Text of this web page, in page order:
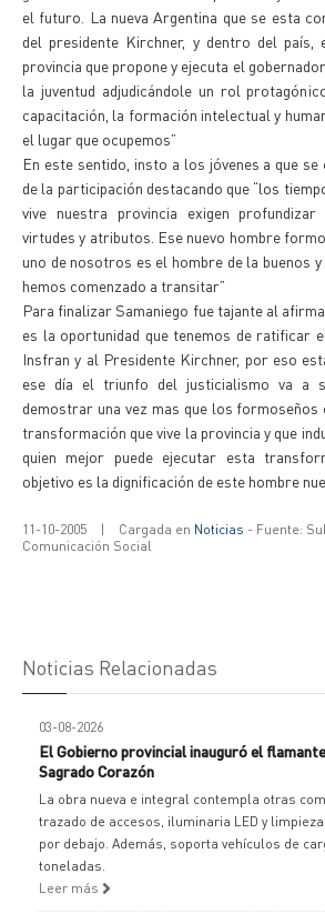
el futuro. La nueva Argentina que se esta
del presidente Kirchner, y dentro del país,
provincia que propone y ejecuta el
la juventud adjudicándole un rol
capacitación, la formación intelectual y
el lugar que ocupemos”
En este sentido, insto a los jóvenes a que
de la participación destacando que “los
vive nuestra provincia exigen
virtudes y atributos. Ese nuevo hombre
uno de nosotros es el hombre de la buenos y
hemos comenzado a transitar”
Para finalizar Samaniego fue tajante al
es la oportunidad que tenemos de ratificar
Insfran y al Presidente Kirchner, por eso
ese día el triunfo del justicialismo va a
demostrar una vez mas que los formoseños
transformación que vive la provincia y que
quien mejor puede ejecutar esta
objetivo es la dignificación de este hombre
11-10-2005 | Cargada en Noticias - Fuente:
Comunicación Social
Noticias Relacionadas
03-08-2026
El Gobierno provincial inauguró el
Sagrado Corazón
La obra nueva e integral contempla otras
trazado de accesos, iluminaria LED y
por debajo. Además, soporta vehículos de
toneladas.
Leer más